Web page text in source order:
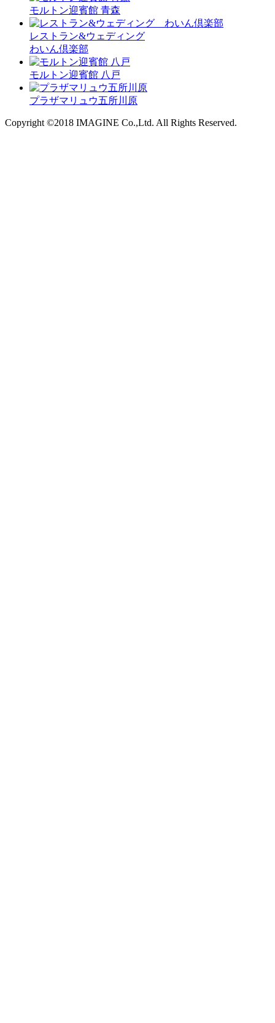
モルトン迎賓館 青森
レストラン&ウェディング
わいん倶楽部
モルトン迎賓館 八戸
プラザマリュウ五所川原
Copyright ©2018 IMAGINE Co.,Ltd. All Rights Reserved.